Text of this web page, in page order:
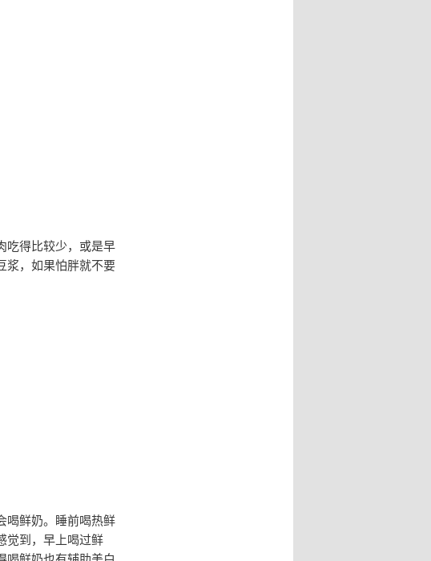
吃得比较少，或是早
浆，如果怕胖就不要
喝鲜奶。睡前喝热鲜
觉到，早上喝过鲜